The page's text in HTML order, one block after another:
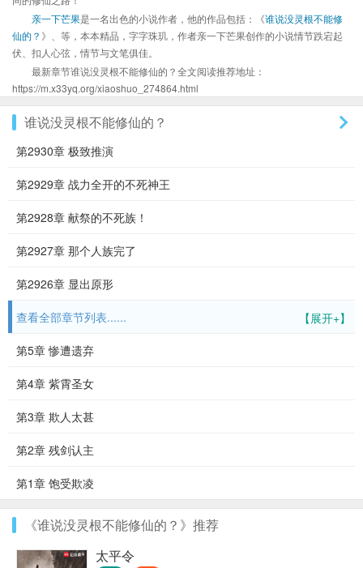
亲一下芒果是一名出色的小说作者，他的作品包括：《谁说没灵根不能修
仙的？ 》、等，本本精品，字字珠玑，作者亲一下芒果创作的小说情节跌宕起
伏、扣人心弦，情节与文笔俱佳。
最新章节谁说没灵根不能修仙的？全文阅读推荐地址：
https://m.x33yq.org/xiaoshuo_274864.html
谁说没灵根不能修仙的？
第2930章 极致推演
第2929章 战力全开的不死神王
第2928章 献祭的不死族！
第2927章 那个人族完了
第2926章 显出原形
【展开+】
查看全部章节列表......
第5章 惨遭遗弃
第4章 紫霄圣女
第3章 欺人太甚
第2章 残剑认主
第1章 饱受欺凌
《谁说没灵根不能修仙的？》推荐
太平令